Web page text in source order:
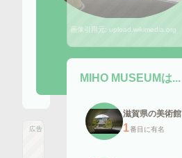
画像引用元: upload.wikimedia.org
広告
MIHO MUSEUMは...
滋賀県の美術館
1番目に有名